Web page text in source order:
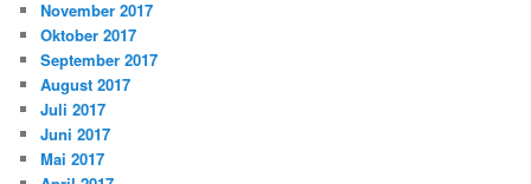
November 2017
Oktober 2017
September 2017
August 2017
Juli 2017
Juni 2017
Mai 2017